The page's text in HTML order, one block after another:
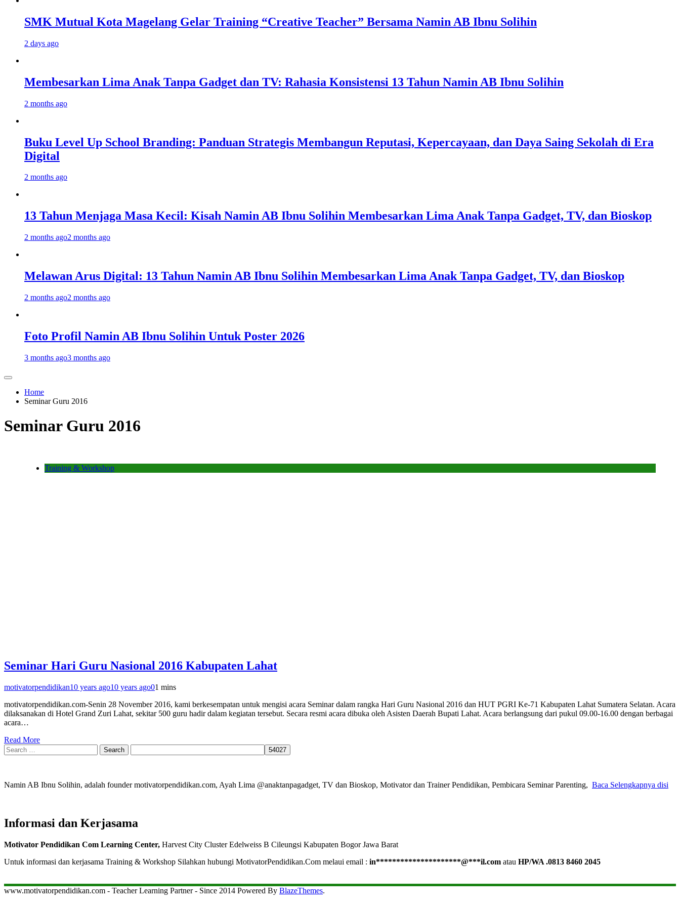
SMK Mutual Kota Magelang Gelar Training “Creative Teacher” Bersama Namin AB Ibnu Solihin
2 days ago
Membesarkan Lima Anak Tanpa Gadget dan TV: Rahasia Konsistensi 13 Tahun Namin AB Ibnu Solihin
2 months ago
Buku Level Up School Branding: Panduan Strategis Membangun Reputasi, Kepercayaan, dan Daya Saing Sekolah di Era
Digital
2 months ago
13 Tahun Menjaga Masa Kecil: Kisah Namin AB Ibnu Solihin Membesarkan Lima Anak Tanpa Gadget, TV, dan Bioskop
2 months ago2 months ago
Melawan Arus Digital: 13 Tahun Namin AB Ibnu Solihin Membesarkan Lima Anak Tanpa Gadget, TV, dan Bioskop
2 months ago2 months ago
Foto Profil Namin AB Ibnu Solihin Untuk Poster 2026
3 months ago3 months ago
Home
Seminar Guru 2016
Seminar Guru 2016
Training & Workshop
Seminar Hari Guru Nasional 2016 Kabupaten Lahat
motivatorpendidikan10 years ago10 years ago01 mins
motivatorpendidikan.com-Senin 28 November 2016, kami berkesempatan untuk mengisi acara Seminar dalam rangka Hari Guru Nasional 2016 dan HUT PGRI Ke-71 Kabupaten Lahat Sumatera Selatan. Acara
dilaksanakan di Hotel Grand Zuri Lahat, sekitar 500 guru hadir dalam kegiatan tersebut. Secara resmi acara dibuka oleh Asisten Daerah Bupati Lahat. Acara berlangsung dari pukul 09.00-16.00 dengan berbagai
acara…
Read More
Search
for:
Namin AB Ibnu Solihin, adalah founder motivatorpendidikan.com, Ayah Lima @anaktanpagadget, TV dan Bioskop, Motivator dan Trainer Pendidikan, Pembicara Seminar Parenting, Baca Selengkapnya disi
Informasi dan Kerjasama
Motivator Pendidikan Com Learning Center, Harvest City Cluster Edelweiss B Cileungsi Kabupaten Bogor Jawa Barat
Untuk informasi dan kerjasama Training & Workshop Silahkan hubungi MotivatorPendidikan.Com melaui email : in*********************@***il.com atau HP/WA .0813 8460 2045
www.motivatorpendidikan.com - Teacher Learning Partner - Since 2014 Powered By BlazeThemes.